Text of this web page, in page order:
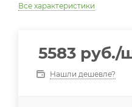
Все характеристики
5583 руб./
Нашли дешевле?